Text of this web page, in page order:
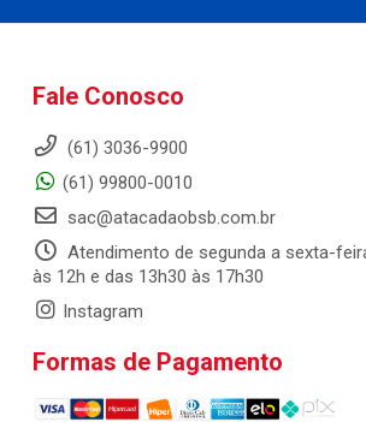
Fale Conosco
(61) 3036-9900
(61) 99800-0010
sac@atacadaobsb.com.br
Atendimento de segunda a sexta-
às 12h e das 13h30 às 17h30
Instagram
Formas de Pagamento